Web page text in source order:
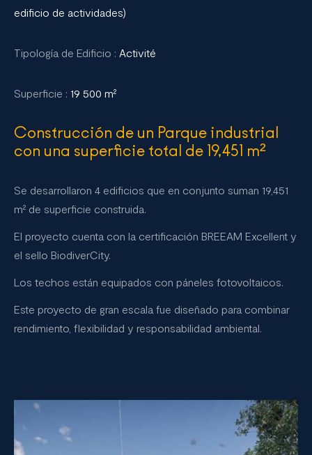
edificio de actividades)
Tipología de Edificio : Activité
Superficie : 19 500 m²
Construcción de un Parque industrial
con una superficie total de 19,451 m²
Se desarrollaron 4 edificios que en conjunto suman 19,451
m² de superficie construida.
El proyecto cuenta con la certificación BREEAM Excellent y
el sello BiodiverCity.
Los techos están equipados con páneles fotovoltaicos.
Este proyecto de gran escala fue diseñado para combinar
rendimiento, flexibilidad y responsabilidad ambiental.